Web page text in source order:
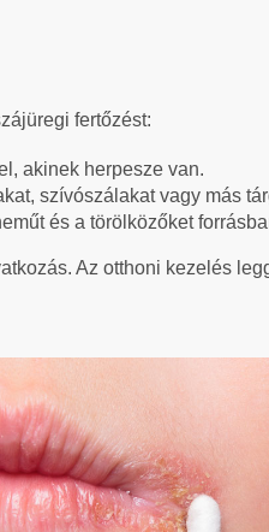
fertőzést:
akinek herpesze van.
szívószálakat vagy más
és a törölközőket
Az otthoni kezelés